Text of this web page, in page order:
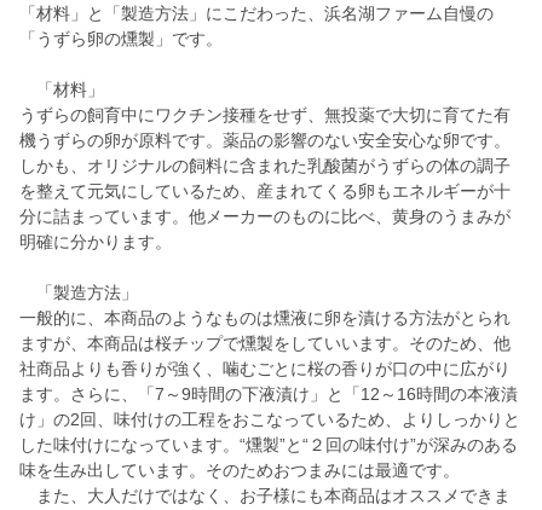
「材料」と「製造方法」にこだわった、浜名湖ファーム自慢の
「うずら卵の燻製」です。
「材料」
うずらの飼育中にワクチン接種をせず、無投薬で大切に育てた有
機うずらの卵が原料です。薬品の影響のない安全安心な卵です。
しかも、オリジナルの飼料に含まれた乳酸菌がうずらの体の調子
を整えて元気にしているため、産まれてくる卵もエネルギーが十
分に詰まっています。他メーカーのものに比べ、黄身のうまみが
明確に分かります。
「製造方法」
一般的に、本商品のようなものは燻液に卵を漬ける方法がとられ
ますが、本商品は桜チップで燻製をしていいます。そのため、他
社商品よりも香りが強く、噛むごとに桜の香りが口の中に広がり
ます。さらに、「7～9時間の下液漬け」と「12～16時間の本液漬
け」の2回、味付けの工程をおこなっているため、よりしっかりと
した味付けになっています。“燻製”と“２回の味付け”が深みのある
味を生み出しています。そのためおつまみには最適です。
また、大人だけではなく、お子様にも本商品はオススメできま